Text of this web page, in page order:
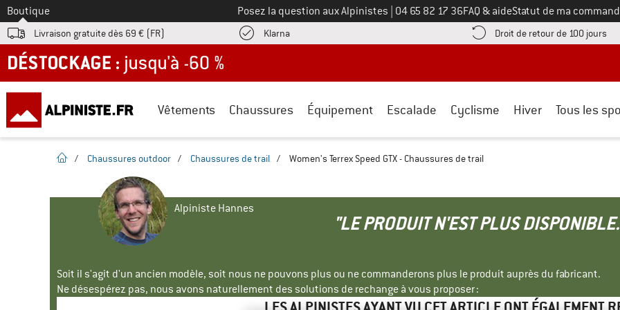
Vers le
Boutique Posez la question aux Alpinistes Appelez-nous au
04 65 82 17 36FAQ & aideStatut de ma
Livraison gratuite dès 69 € (FR) KlarnaTrouve les informations de paiement ici ! Ouvre une boîte d'information
Droit de retour de 100 jours
DÉSTOCKAGE : jusqu'à -60 %
Vêtements Chaussures Équipement Escalade Cyclisme Hiver Tous les
Page d'accueil
/ Chaussures outdoor / Chaussures de trail / Women's Terrex Speed GTX - Chaussures de trail
Alpiniste Hannes
"LE PRODUIT N'EST PLUS
Soit il s'agit d'un ancien modèle, soit nous ne pouvons plus ou ne commanderons plus le produit auprès du fabricant.
Ne désespérez pas, nous avons naturellement des solutions de rechange à vous proposer :